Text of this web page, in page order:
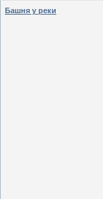
Башня у реки